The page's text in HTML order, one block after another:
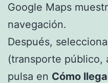
Google Maps
navegación.
Después,
(transporte público,
pulsa en Cómo